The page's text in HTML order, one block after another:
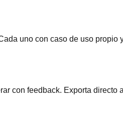
uno con caso de uso propio
con feedback. Exporta directo